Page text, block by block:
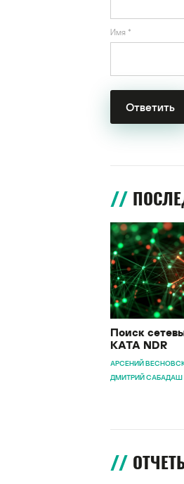
Имя *
Поиск
KATA NDR
АРСЕНИЙ
ДМИТРИЙ САБАДАШ